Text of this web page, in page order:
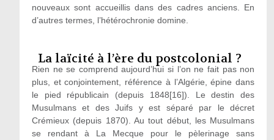
nouveaux sont accueillis dans des cadres anciens. En
d’autres termes, l’hétérochronie domine.
La laïcité à l’ère du postcolonial ?
Rien ne se comprend aujourd’hui si l’on ne fait pas non
plus, et conjointement, référence à l’Algérie, épine dans
le pied républicain (depuis 1848[16]). Le destin des
Musulmans et des Juifs y est séparé par le décret
Crémieux (depuis 1870). Au tout début, les Musulmans
se rendant à La Mecque pour le pèlerinage sans